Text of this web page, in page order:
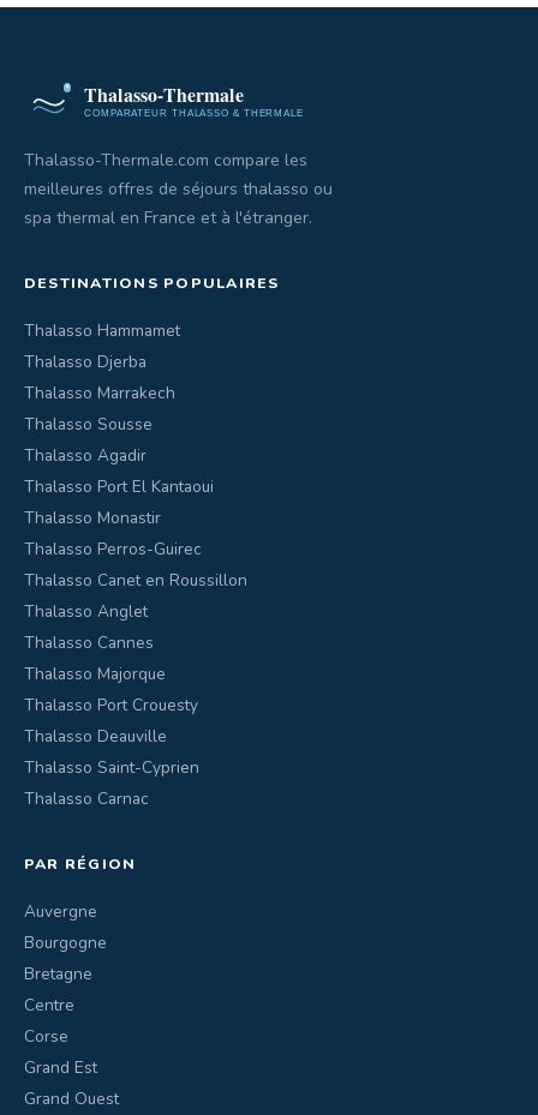
Thalasso-Thermale.com compare les
meilleures offres de séjours thalasso ou
spa thermal en France et à l'étranger.
DESTINATIONS POPULAIRES
Thalasso Hammamet
Thalasso Djerba
Thalasso Marrakech
Thalasso Sousse
Thalasso Agadir
Thalasso Port El Kantaoui
Thalasso Monastir
Thalasso Perros-Guirec
Thalasso Canet en Roussillon
Thalasso Anglet
Thalasso Cannes
Thalasso Majorque
Thalasso Port Crouesty
Thalasso Deauville
Thalasso Saint-Cyprien
Thalasso Carnac
PAR RÉGION
Auvergne
Bourgogne
Bretagne
Centre
Corse
Grand Est
Grand Ouest